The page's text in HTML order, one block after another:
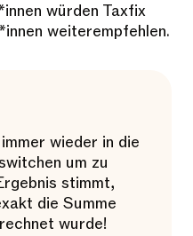
würden Taxfix
weiterempfehlen.
wieder in die
um zu
stimmt,
die Summe
wurde!